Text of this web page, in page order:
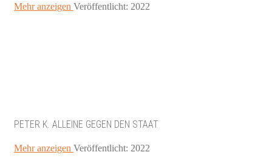
Mehr anzeigen Veröffentlicht: 2022
PETER K. ALLEINE GEGEN DEN STAAT
Mehr anzeigen Veröffentlicht: 2022